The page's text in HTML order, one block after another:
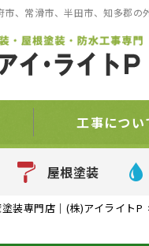
市、常滑市、半田市、知多郡
工事につい
屋根塗装
装専門店｜(株)アイライトP